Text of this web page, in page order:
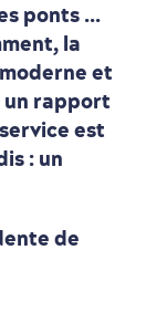
ponts ...
la
et
un rapport
est
: un
de